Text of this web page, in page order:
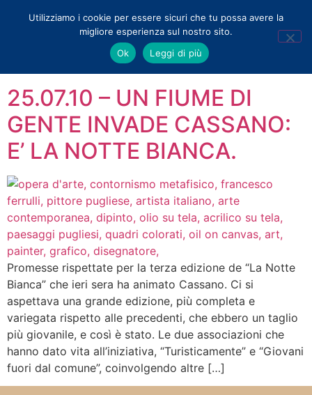
cassano murge
25.07.10 – UN FIUME DI
GENTE INVADE CASSANO:
E’ LA NOTTE BIANCA.
Promesse rispettate per la terza edizione de “La Notte
Bianca” che ieri sera ha animato Cassano. Ci si
aspettava una grande edizione, più completa e
variegata rispetto alle precedenti, che ebbero un taglio
più giovanile, e così è stato. Le due associazioni che
hanno dato vita all’iniziativa, “Turisticamente” e “Giovani
fuori dal comune”, coinvolgendo altre […]
Utilizziamo i cookie per essere sicuri che tu possa avere la
migliore esperienza sul nostro sito.
Ok
Leggi di più